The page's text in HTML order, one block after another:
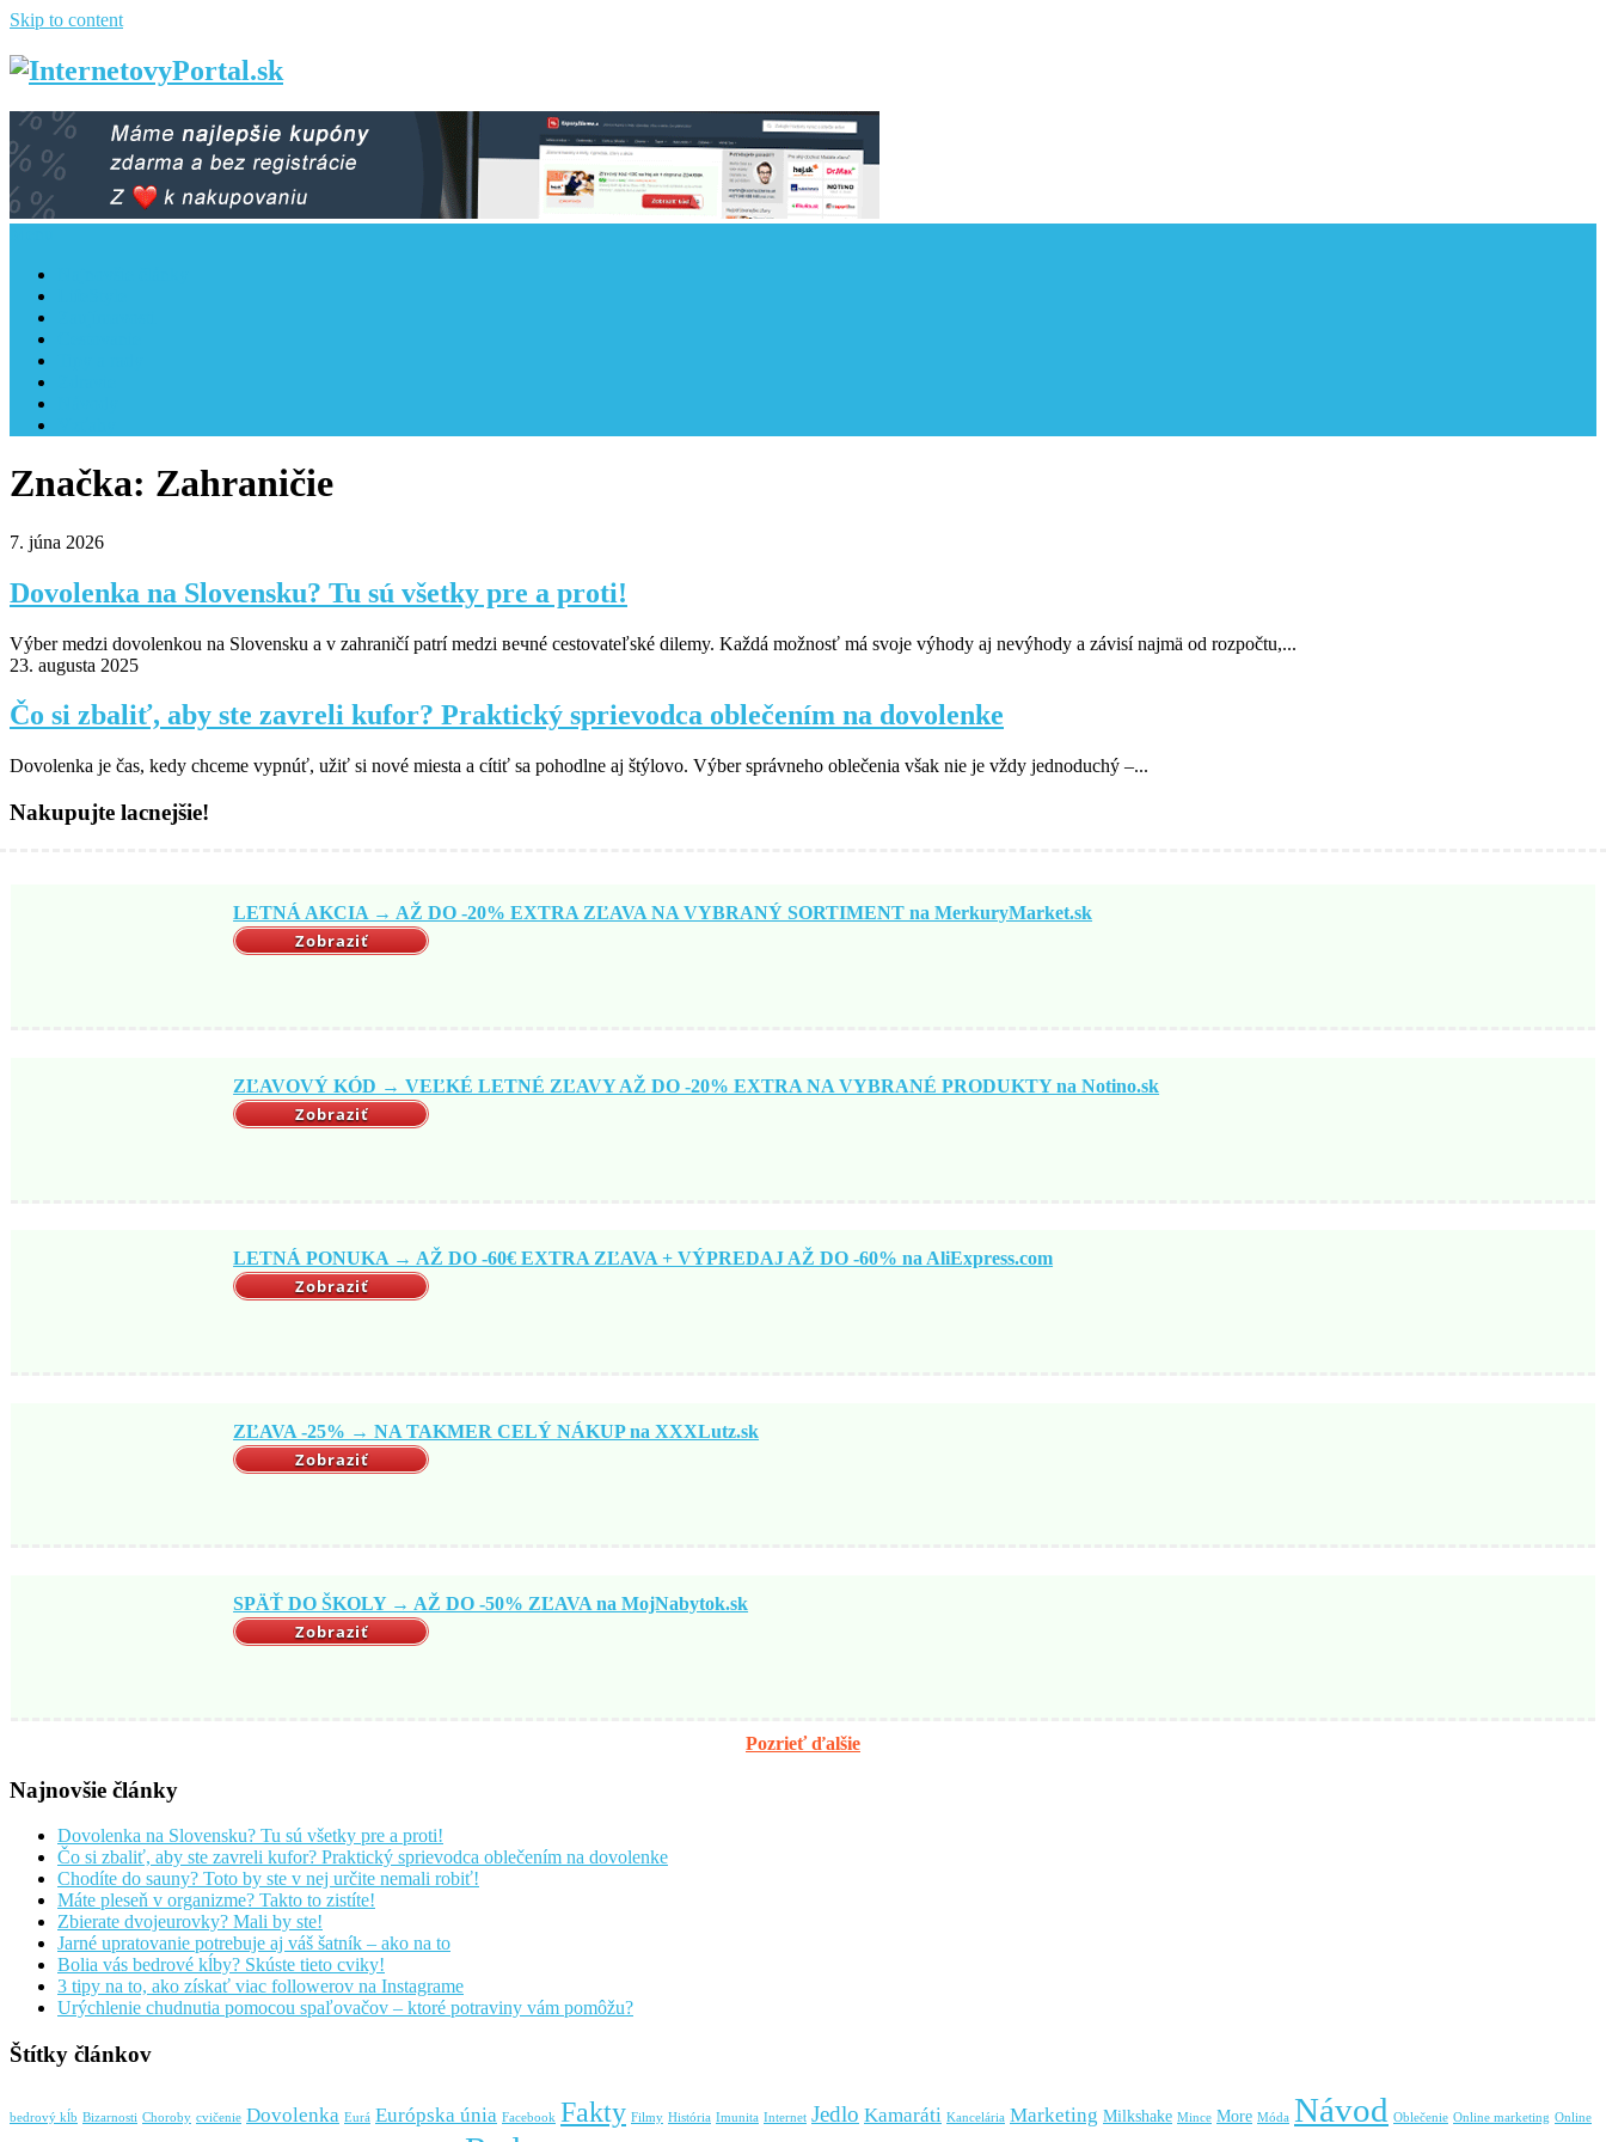
Skip to content
Značka: Zahraničie
7. júna 2026
Dovolenka na Slovensku? Tu sú všetky pre a proti!
Výber medzi dovolenkou na Slovensku a v zahraničí patrí medzi вечné cestovateľské dilemy. Každá možnosť má svoje výhody aj nevýhody a závisí najmä od rozpočtu,...
23. augusta 2025
Čo si zbaliť, aby ste zavreli kufor? Praktický sprievodca oblečením na dovolenke
Dovolenka je čas, kedy chceme vypnúť, užiť si nové miesta a cítiť sa pohodlne aj štýlovo. Výber správneho oblečenia však nie je vždy jednoduchý –...
Nakupujte lacnejšie!
LETNÁ AKCIA → AŽ DO -20% EXTRA ZĽAVA NA VYBRANÝ SORTIMENT na MerkuryMarket.sk
Zobraziť
ZĽAVOVÝ KÓD → VEĽKÉ LETNÉ ZĽAVY AŽ DO -20% EXTRA NA VYBRANÉ PRODUKTY na Notino.sk
Zobraziť
LETNÁ PONUKA → AŽ DO -60€ EXTRA ZĽAVA + VÝPREDAJ AŽ DO -60% na AliExpress.com
Zobraziť
ZĽAVA -25% → NA TAKMER CELÝ NÁKUP na XXXLutz.sk
Zobraziť
SPÄŤ DO ŠKOLY → AŽ DO -50% ZĽAVA na MojNabytok.sk
Zobraziť
Pozrieť ďalšie
Najnovšie články
Dovolenka na Slovensku? Tu sú všetky pre a proti!
Čo si zbaliť, aby ste zavreli kufor? Praktický sprievodca oblečením na dovolenke
Chodíte do sauny? Toto by ste v nej určite nemali robiť!
Máte pleseň v organizme? Takto to zistíte!
Zbierate dvojeurovky? Mali by ste!
Jarné upratovanie potrebuje aj váš šatník – ako na to
Bolia vás bedrové kĺby? Skúste tieto cviky!
3 tipy na to, ako získať viac followerov na Instagrame
Urýchlenie chudnutia pomocou spaľovačov – ktoré potraviny vám pomôžu?
Štítky článkov
bedrový kĺb Bizarnosti Choroby cvičenie Dovolenka Eurá Európska únia Facebook Fakty Filmy História Imunita Internet Jedlo Kamaráti Kancelária Marketing Milkshake Mince More Móda Návod Oblečenie Online marketing Online